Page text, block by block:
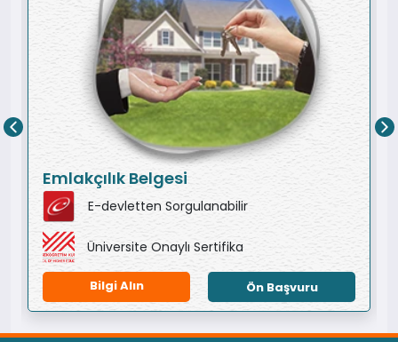
Emlakçılık Belgesi
E-devletten Sorgulanabilir
Üniversite Onaylı Sertifika
Bilgi Alın Ön Başvuru